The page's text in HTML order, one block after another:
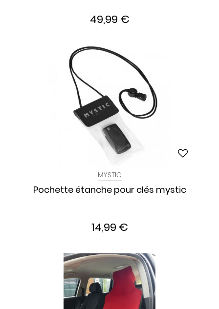
49,99 €
MYSTIC
Pochette étanche pour clés mystic
14,99 €